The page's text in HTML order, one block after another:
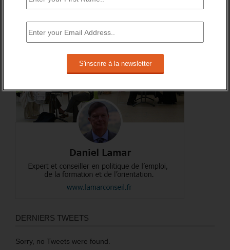
A PROPOS DE L’AUTEUR
DERNIERS TWEETS
Sorry, no Tweets were found.